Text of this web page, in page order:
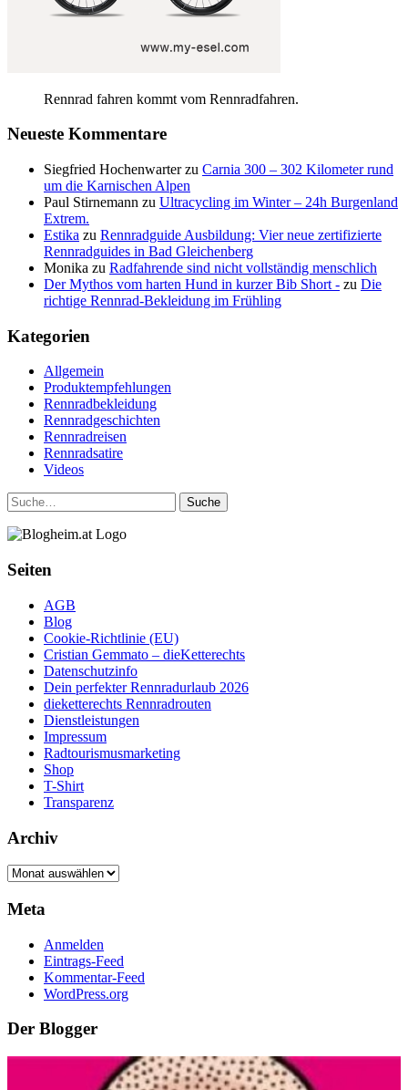
Rennrad fahren kommt vom Rennradfahren.
Neueste Kommentare
Siegfried Hochenwarterzu Carnia 300 – 302 Kilometer rund
um die Karnischen Alpen
Paul Stirnemann zu Ultracycling im Winter – 24h Burgenland
Extrem.
Estika zu Rennradguide Ausbildung: Vier neue zertifizierte
Rennradguides in Bad Gleichenberg
Monika zu Radfahrende sind nicht vollständig menschlich
Der Mythos vom harten Hund in kurzer Bib Short - zu Die
richtige Rennrad-Bekleidung im Frühling
Kategorien
Allgemein
Produktempfehlungen
Rennradbekleidung
Rennradgeschichten
Rennradreisen
Rennradsatire
Videos
Suche
Seiten
AGB
Blog
Cookie-Richtlinie (EU)
Cristian Gemmato – dieKetterechts
Datenschutzinfo
Dein perfekter Rennradurlaub 2026
dieketterechts Rennradrouten
Dienstleistungen
Impressum
Radtourismusmarketing
Shop
T-Shirt
Transparenz
Archiv
Archiv
Meta
Anmelden
Eintrags-Feed
Kommentar-Feed
WordPress.org
Der Blogger